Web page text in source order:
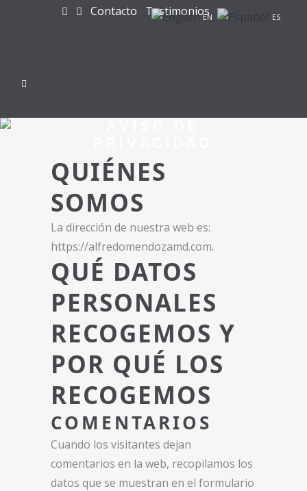
Contacto Testimonios
QUIÉNES
SOMOS
La dirección de nuestra web es:
https://alfredomendozamd.com.
QUÉ DATOS
PERSONALES
RECOGEMOS Y
POR QUÉ LOS
RECOGEMOS
COMENTARIOS
Cuando los visitantes dejan
comentarios en la web, recopilamos los
datos que se muestran en el formulario
EN ES